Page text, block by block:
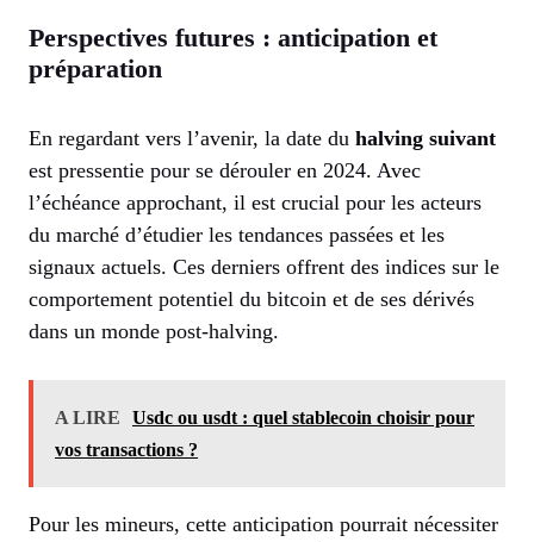
Perspectives futures : anticipation et
préparation
En regardant vers l’avenir, la date du halving suivant
est pressentie pour se dérouler en 2024. Avec
l’échéance approchant, il est crucial pour les acteurs
du marché d’étudier les tendances passées et les
signaux actuels. Ces derniers offrent des indices sur le
comportement potentiel du bitcoin et de ses dérivés
dans un monde post-halving.
A LIRE
Usdc ou usdt : quel stablecoin choisir pour
vos transactions ?
Pour les mineurs, cette anticipation pourrait nécessiter